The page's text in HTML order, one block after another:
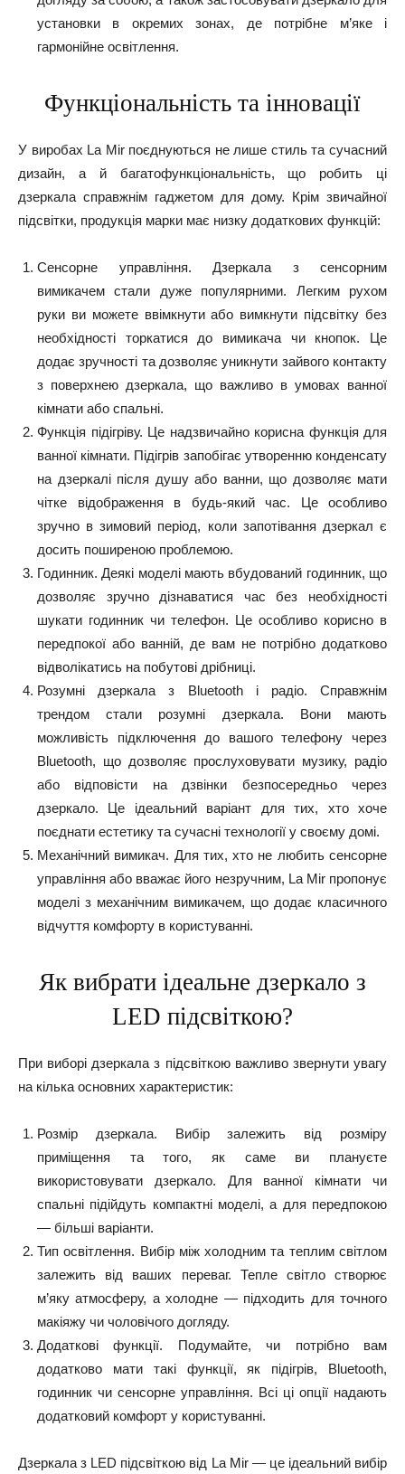
установки в окремих зонах, де потрібне м’яке і
гармонійне освітлення.
Функціональність та інновації
У виробах La Mir поєднуються не лише стиль та сучасний
дизайн, а й багатофункціональність, що робить ці
дзеркала справжнім гаджетом для дому. Крім звичайної
підсвітки, продукція марки має низку додаткових функцій:
Сенсорне управління. Дзеркала з сенсорним
вимикачем стали дуже популярними. Легким рухом
руки ви можете ввімкнути або вимкнути підсвітку без
необхідності торкатися до вимикача чи кнопок. Це
додає зручності та дозволяє уникнути зайвого контакту
з поверхнею дзеркала, що важливо в умовах ванної
кімнати або спальні.
Функція підігріву. Це надзвичайно корисна функція для
ванної кімнати. Підігрів запобігає утворенню конденсату
на дзеркалі після душу або ванни, що дозволяє мати
чітке відображення в будь-який час. Це особливо
зручно в зимовий період, коли запотівання дзеркал є
досить поширеною проблемою.
Годинник. Деякі моделі мають вбудований годинник, що
дозволяє зручно дізнаватися час без необхідності
шукати годинник чи телефон. Це особливо корисно в
передпокої або ванній, де вам не потрібно додатково
відволікатись на побутові дрібниці.
Розумні дзеркала з Bluetooth і радіо. Справжнім
трендом стали розумні дзеркала. Вони мають
можливість підключення до вашого телефону через
Bluetooth, що дозволяє прослуховувати музику, радіо
або відповісти на дзвінки безпосередньо через
дзеркало. Це ідеальний варіант для тих, хто хоче
поєднати естетику та сучасні технології у своєму домі.
Механічний вимикач. Для тих, хто не любить сенсорне
управління або вважає його незручним, La Mir пропонує
моделі з механічним вимикачем, що додає класичного
відчуття комфорту в користуванні.
Як вибрати ідеальне дзеркало з
LED підсвіткою?
При виборі дзеркала з підсвіткою важливо звернути увагу
на кілька основних характеристик:
Розмір дзеркала. Вибір залежить від розміру
приміщення та того, як саме ви плануєте
використовувати дзеркало. Для ванної кімнати чи
спальні підійдуть компактні моделі, а для передпокою
— більші варіанти.
Тип освітлення. Вибір між холодним та теплим світлом
залежить від ваших переваг. Тепле світло створює
м’яку атмосферу, а холодне — підходить для точного
макіяжу чи чоловічого догляду.
Додаткові функції. Подумайте, чи потрібно вам
додатково мати такі функції, як підігрів, Bluetooth,
годинник чи сенсорне управління. Всі ці опції надають
додатковий комфорт у користуванні.
Дзеркала з LED підсвіткою від La Mir — це ідеальний вибір